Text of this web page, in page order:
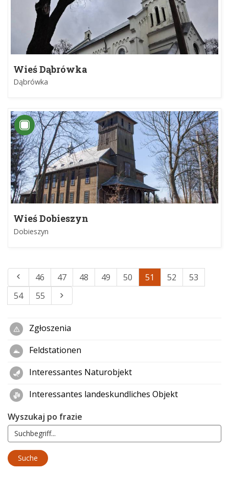
Wieś Dąbrówka
Dąbrówka
Wieś Dobieszyn
Dobieszyn
46 47 48 49 50 51 52
53
54
55
Zgłoszenia
Feldstationen
Interessantes Naturobjekt
Interessantes landeskundliches Objekt
Wyszukaj po frazie